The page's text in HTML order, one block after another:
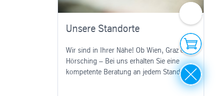
Unsere Standorte
Wir sind in Ihrer Nähe! Ob Wien, Graz oder
Hörsching – Bei uns erhalten Sie eine
kompetente Beratung an jedem Standort!
Ihre
Close